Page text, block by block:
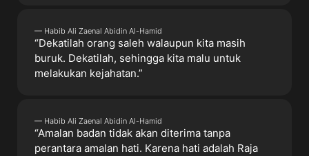
— Habib Ali Zaenal Abidin Al-Hamid
“Dekatilah orang saleh walaupun kita masih
buruk. Dekatilah, sehingga kita malu untuk
melakukan kejahatan.”
— Habib Ali Zaenal Abidin Al-Hamid
“Amalan badan tidak akan diterima tanpa
perantara amalan hati. Karena hati adalah Raja